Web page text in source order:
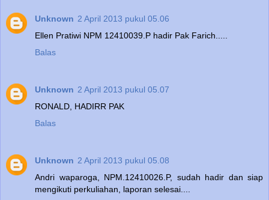
Unknown 2 April 2013 pukul 05.06
Ellen Pratiwi NPM 12410039.P hadir Pak Farich.....
Balas
Unknown 2 April 2013 pukul 05.07
RONALD, HADIRR PAK
Balas
Unknown 2 April 2013 pukul 05.08
Andri waparoga, NPM.12410026.P, sudah hadir dan siap
mengikuti perkuliahan, laporan selesai....